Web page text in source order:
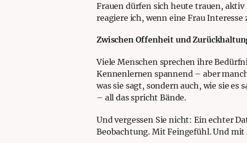
Frauen dürfen sich heute trauen,
reagiere ich, wenn eine Frau
Zwischen Offenheit und
Viele Menschen sprechen ihre
Kennenlernen spannend – aber
was sie sagt, sondern auch, wie sie
– all das spricht Bände.
Und vergessen Sie nicht: Ein echter
Beobachtung. Mit Feingefühl. Und